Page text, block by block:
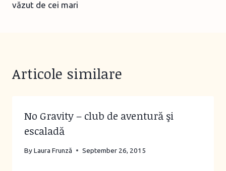
văzut de cei mari
Articole similare
No Gravity – club de aventură şi
escaladă
ByLaura Frunză September 26, 2015